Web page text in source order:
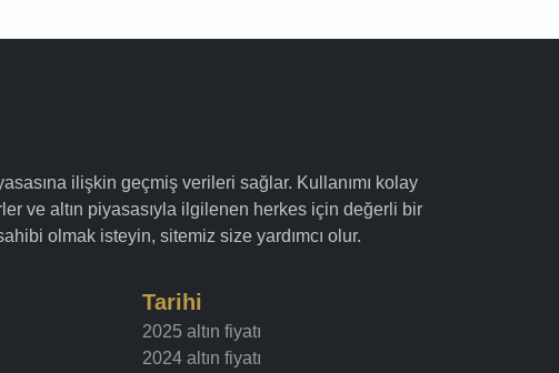
ilişkin geçmiş verileri sağlar. Kullanımı kolay
ve altın piyasasıyla ilgilenen herkes için değerli bir
olmak isteyin, sitemiz size yardımcı olur.
Tarihi
2025 altın fiyatı
2024 altın fiyatı